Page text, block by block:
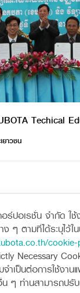
ร์ปอเรชั่น จำกัด ใ
ๆ ตามที่ได้ระบุไว้ใ
Necessary
จำเป็นต่อการใช้ง
ๆ ท่านสามารถปรั
Techical
ยาวชน
Sitemap
เครื่องจั
รถขุดขน
อุปกรณ์
รถตักล้อ
าม ศูนย์ลูกค้า